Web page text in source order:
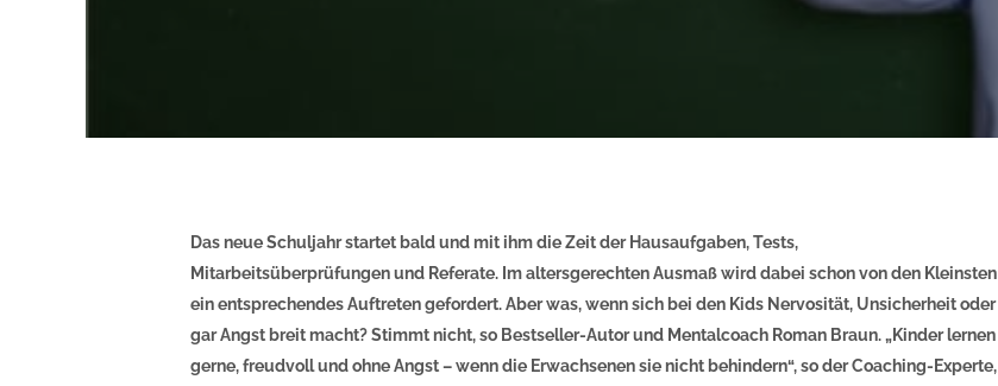
Das neue Schuljahr startet bald und mit ihm die Zeit der Hausaufgaben, Tests,
Mitarbeitsüberprüfungen und Referate. Im altersgerechten Ausmaß wird dabei schon von den Kleinsten
ein entsprechendes Auftreten gefordert. Aber was, wenn sich bei den Kids Nervosität, Unsicherheit oder
gar Angst breit macht? Stimmt nicht, so Bestseller-Autor und Mentalcoach Roman Braun. „Kinder lernen
gerne, freudvoll und ohne Angst – wenn die Erwachsenen sie nicht behindern“, so der Coaching-Experte,